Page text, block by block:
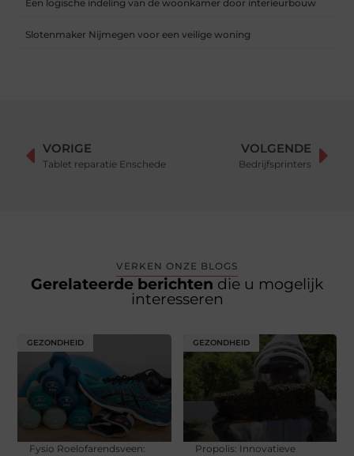
Een logische indeling van de woonkamer door interieurbouw
Slotenmaker Nijmegen voor een veilige woning
VORIGE
Tablet reparatie Enschede
VOLGENDE
Bedrijfsprinters
VERKEN ONZE BLOGS
Gerelateerde berichten die u mogelijk
interesseren
GEZONDHEID
Fysio Roelofarendsveen:
GEZONDHEID
Propolis: Innovatieve